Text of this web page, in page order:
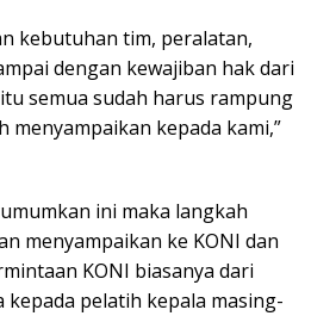
kebutuhan tim, peralatan,
dengan kewajiban hak dari
semua sudah harus rampung
menyampaikan kepada kami,”
ini maka langkah
menyampaikan ke KONI dan
KONI biasanya dari
pelatih kepala masing-